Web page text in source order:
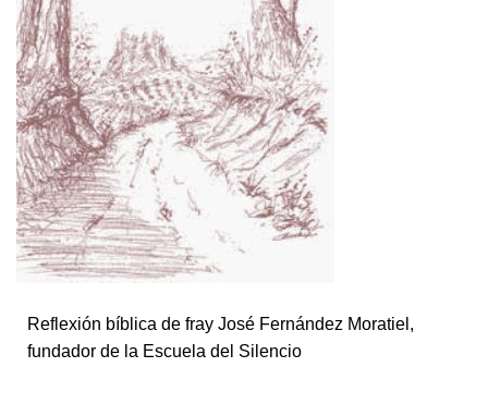
Reflexión bíblica de fray José Fernández Moratiel,
fundador de la Escuela del Silencio